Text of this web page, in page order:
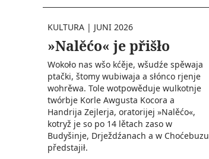
KULTURA | JUNI 2026
»Nalěćo« je přišło
Wokoło nas wšo kćěje, wšudźe spěwaja
ptački, štomy wubiwaja a słónco rjenje
wohrěwa. Tole wotpowěduje wulkotnje
twórbje Korle Awgusta Kocora a
Handrija Zejlerja, oratorijej »Nalěćo«,
kotryž je so po 14 lětach zaso w
Budyšinje, Drježdźanach a w Choćebuzu
předstajił.